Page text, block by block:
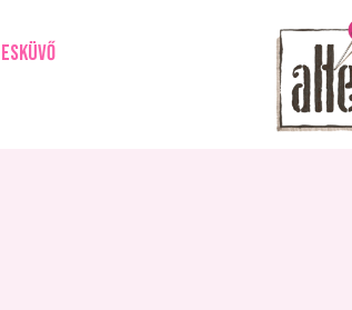
ESKÜVŐ